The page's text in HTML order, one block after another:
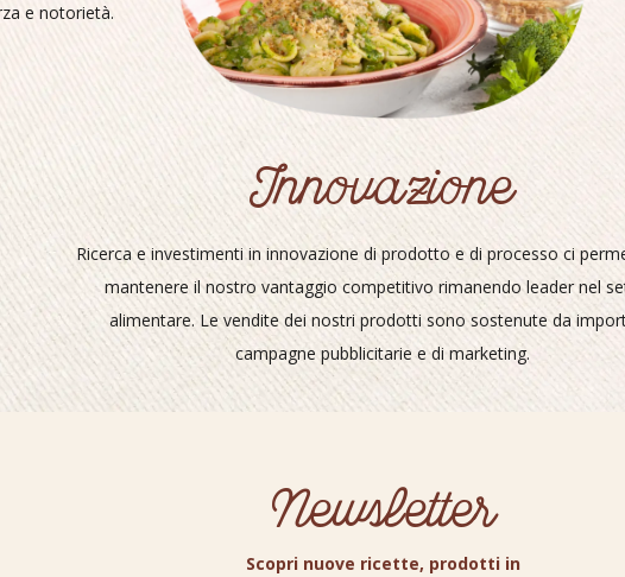
e notorietà.
Innovazione
Ricerca e investimenti in innovazione di prodotto e di processo ci
mantenere il nostro vantaggio competitivo rimanendo leader nel
alimentare. Le vendite dei nostri prodotti sono sostenute da
campagne pubblicitarie e di marketing.
Newsletter
Scopri nuove ricette, prodotti in